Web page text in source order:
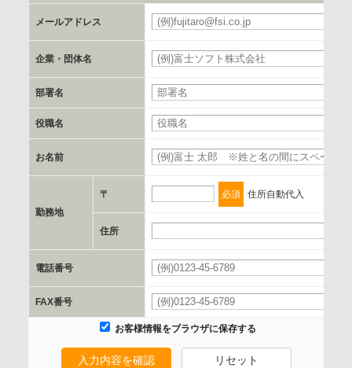
お客様のご氏名、フリガナ、企業・団体名、部署名、役職、
郵便番号、住所、電話番号、FAX番号、メールアドレス
c.第三者への提供の手段または手法
書類の送付又は電子的な方法
d.提供先および管理者
当社とイベント/セミナーを共同で開催する企業/団体
e.個人情報取り扱いに関する契約
当社と当該企業/団体とは、個人情報取扱に関する覚書の締結
を行います。
委託の有無
メールアドレス
企業・団体名
部署名
役職名
お名前
勤務地
〒 必須 住所自動代入
住所
電話番号
FAX番号
お客様情報をブラウザに保存する
入力内容を確認 リセット